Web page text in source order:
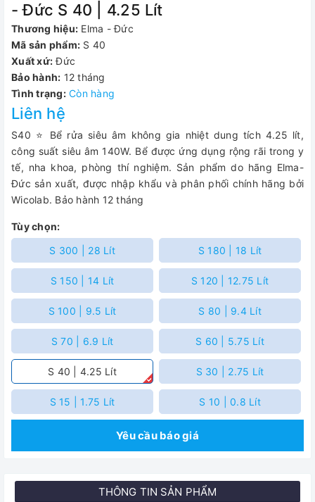
- Đức S 40 | 4.25 Lít
Thương hiệu: Elma - Đức
Mã sản phẩm: S 40
Xuất xứ: Đức
Bảo hành: 12 tháng
Tình trạng: Còn hàng
Liên hệ
S40 ⭐ Bể rửa siêu âm không gia nhiệt dung tích 4.25 lít,
công suất siêu âm 140W. Bể được ứng dụng rộng rãi trong y
tế, nha khoa, phòng thí nghiệm. Sản phẩm do hãng Elma-
Đức sản xuất, được nhập khẩu và phân phối chính hãng bởi
Wicolab. Bảo hành 12 tháng
Tùy chọn:
S 300 | 28 Lít
S 180 | 18 Lít
S 150 | 14 Lít S 120 | 12.75 Lít
S 100 | 9.5 Lít S 80 | 9.4 Lít
S 70 | 6.9 Lít S 60 | 5.75 Lít
S 40 | 4.25 Lít S 30 | 2.75 Lít
S 15 | 1.75 Lít S 10 | 0.8 Lít
Yêu cầu báo giá
THÔNG TIN SẢN PHẨM